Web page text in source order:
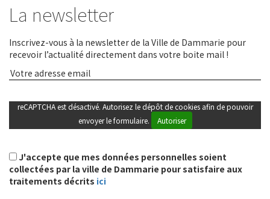
La newsletter
Inscrivez-vous à la newsletter de la Ville de Dammarie pour
recevoir l’actualité directement dans votre boite mail !
reCAPTCHA est désactivé. Autorisez le dépôt de cookies afin de pouvoir
envoyer le formulaire.
Autoriser
J'accepte que mes données personnelles soient
collectées par la ville de Dammarie pour satisfaire aux
traitements décrits ici